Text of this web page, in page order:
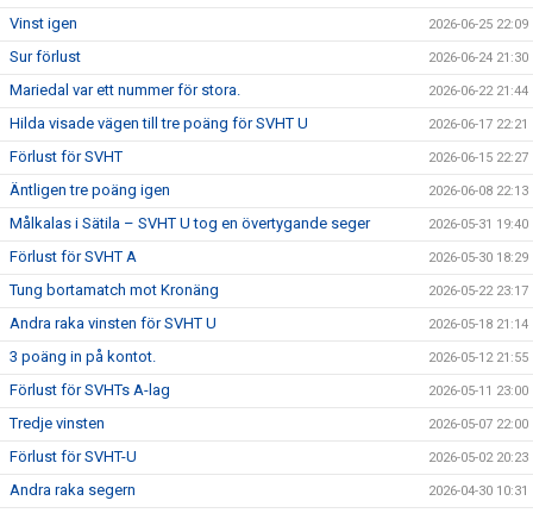
Vinst igen 2026-06-25 22:09
Sur förlust 2026-06-24 21:30
Mariedal var ett nummer för stora. 2026-06-22 21:44
Hilda visade vägen till tre poäng för SVHT U 2026-06-17 22:21
Förlust för SVHT 2026-06-15 22:27
Äntligen tre poäng igen 2026-06-08 22:13
Målkalas i Sätila – SVHT U tog en övertygande seger 2026-05-31 19:40
Förlust för SVHT A 2026-05-30 18:29
Tung bortamatch mot Kronäng 2026-05-22 23:17
Andra raka vinsten för SVHT U 2026-05-18 21:14
3 poäng in på kontot. 2026-05-12 21:55
Förlust för SVHTs A-lag 2026-05-11 23:00
Tredje vinsten 2026-05-07 22:00
Förlust för SVHT-U 2026-05-02 20:23
Andra raka segern 2026-04-30 10:31